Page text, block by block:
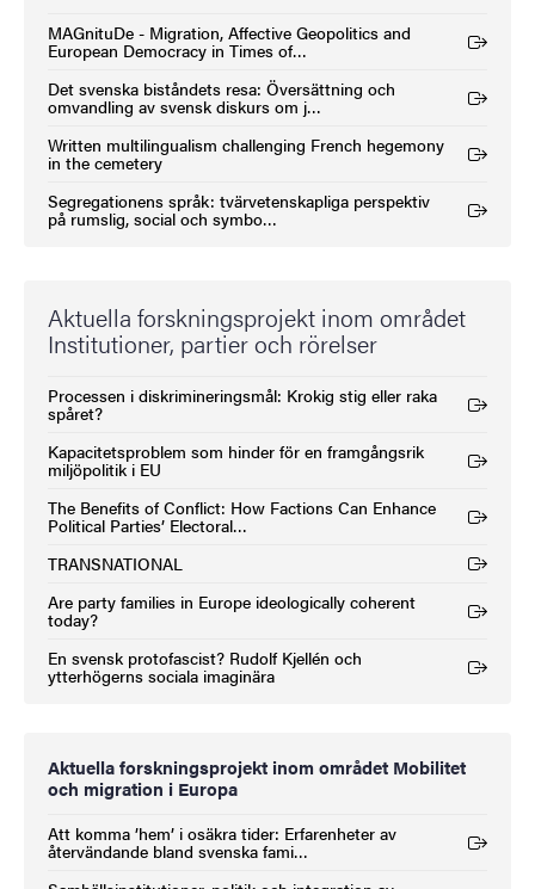
MAGnituDe - Migration, Affective Geopolitics and
European Democracy in Times of…
(Extern länk)
Det svenska biståndets resa: Översättning och
omvandling av svensk diskurs om j…
(Extern länk)
Written multilingualism challenging French hegemony
in the cemetery
(Extern länk)
Segregationens språk: tvärvetenskapliga perspektiv
på rumslig, social och symbo…
(Extern länk)
Aktuella forskningsprojekt inom området
Institutioner, partier och rörelser
Processen i diskrimineringsmål: Krokig stig eller raka
spåret?
(Extern länk)
Kapacitetsproblem som hinder för en framgångsrik
miljöpolitik i EU
(Extern länk)
The Benefits of Conflict: How Factions Can Enhance
Political Parties’ Electoral…
(Extern länk)
TRANSNATIONAL
(Extern länk)
Are party families in Europe ideologically coherent
today?
(Extern länk)
En svensk protofascist? Rudolf Kjellén och
ytterhögerns sociala imaginära
(Extern länk)
Aktuella forskningsprojekt inom området Mobilitet
och migration i Europa
Att komma ’hem’ i osäkra tider: Erfarenheter av
återvändande bland svenska fami…
(Extern länk)